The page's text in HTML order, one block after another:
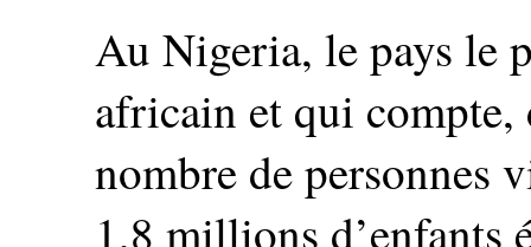
Au Nigeria, le pays le
africain et qui
nombre de personnes
1,8 millions